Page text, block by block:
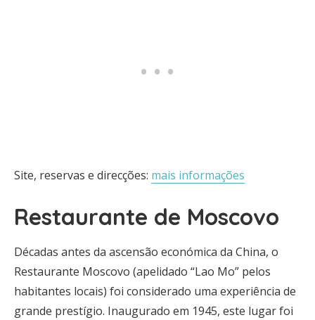
Site, reservas e direcções: mais informações
Restaurante de Moscovo
Décadas antes da ascensão económica da China, o
Restaurante Moscovo (apelidado “Lao Mo” pelos
habitantes locais) foi considerado uma experiência de
grande prestígio. Inaugurado em 1945, este lugar foi